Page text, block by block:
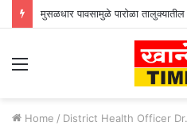
Menu
Home / District Health Officer